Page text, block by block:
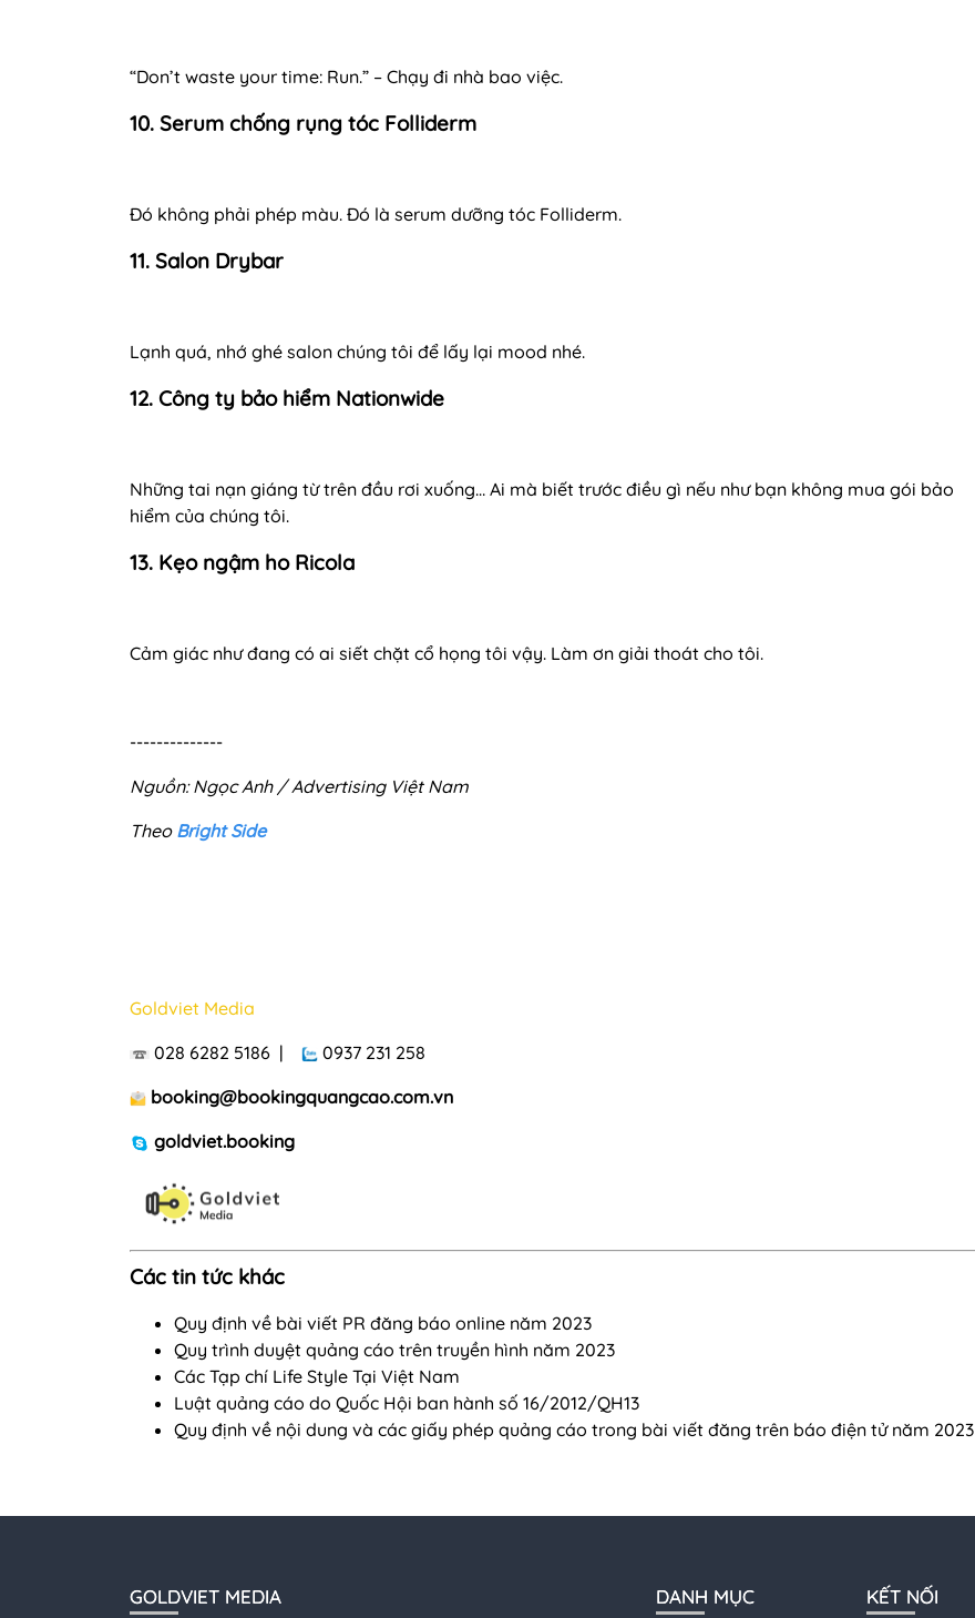
“Don’t waste your time: Run.” – Chạy đi nhà bao việc.
10. Serum chống rụng tóc Folliderm
Đó không phải phép màu. Đó là serum dưỡng tóc Folliderm.
11. Salon Drybar
Lạnh quá, nhớ ghé salon chúng tôi để lấy lại mood nhé.
12. Công ty bảo hiểm Nationwide
Những tai nạn giáng từ trên đầu rơi xuống… Ai mà biết trước điều gì nếu như bạn không mua gói bảo
hiểm của chúng tôi.
13. Kẹo ngậm ho Ricola
Cảm giác như đang có ai siết chặt cổ họng tôi vậy. Làm ơn giải thoát cho tôi.
--------------
Nguồn: Ngọc Anh / Advertising Việt Nam
Theo Bright Side
Goldviet Media
028 6282 5186 |
0937 231 258
booking@bookingquangcao.com.vn
goldviet.booking
Các tin tức khác
Quy định về bài viết PR đăng báo online năm 2023
Quy trình duyệt quảng cáo trên truyền hình năm 2023
Các Tạp chí Life Style Tại Việt Nam
Luật quảng cáo do Quốc Hội ban hành số 16/2012/QH13
Quy định về nội dung và các giấy phép quảng cáo trong bài viết đăng trên báo điện tử năm 2023
GOLDVIET MEDIA DANH MỤC KẾT NỐI